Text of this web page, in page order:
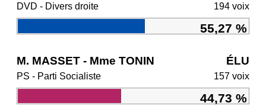
DVD - Divers droite 194 voix
55,27 %
M. MASSET - Mme TONIN ÉLU
PS - Parti Socialiste 157 voix
44,73 %